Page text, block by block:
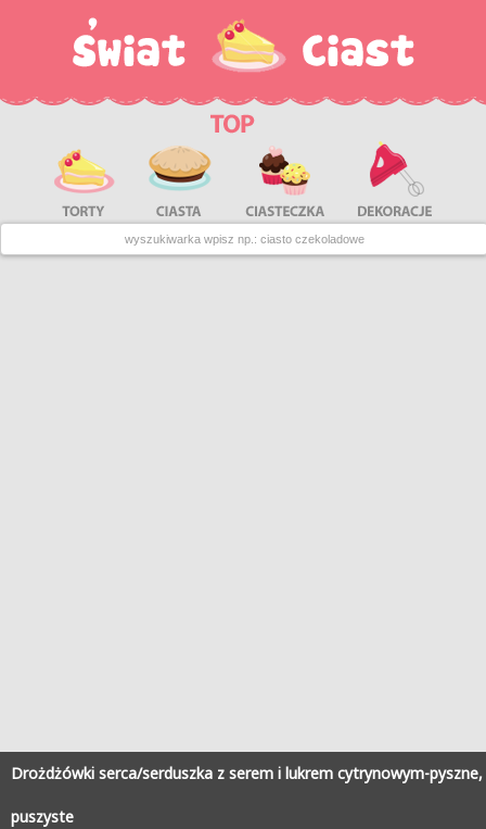
Drożdżówki serca/serduszka z serem i lukrem cytrynowym-pyszne,
puszyste